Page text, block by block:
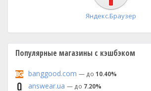
Яндекс.Браузер
Популярные магазины с кэшбэком
banggood.com — до 10.40%
answear.ua — до 7.20%